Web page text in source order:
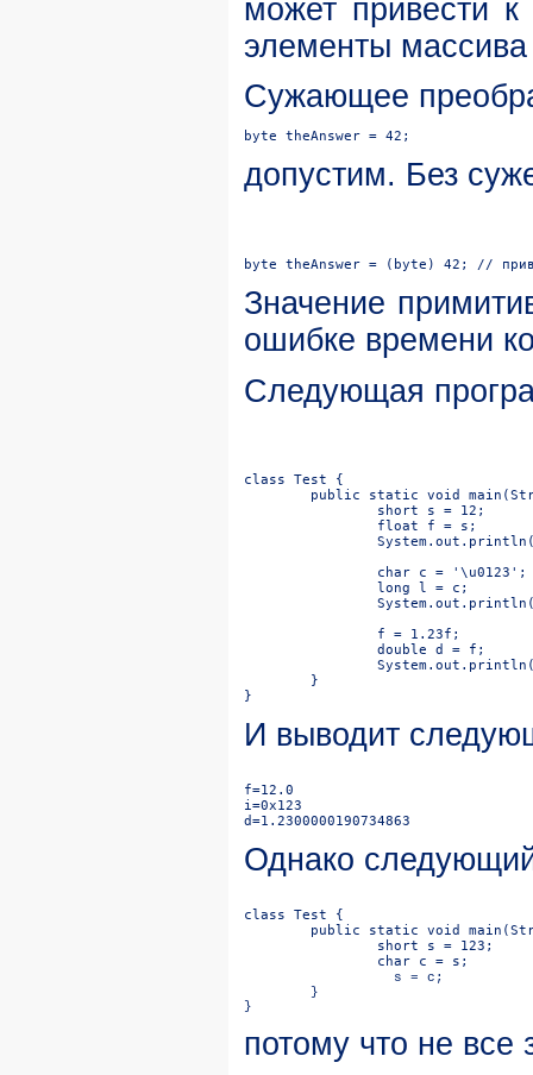
может привести к
элементы
Сужающее
byte theAnswer = 42;
допустим. Без
byte theAnswer = (byte) 42; //
Значение
ошибке времени
Следующая
И выводит
Однако
потому что не все